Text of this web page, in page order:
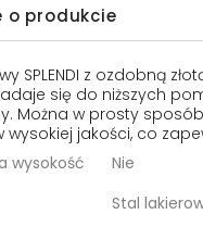
o produkcie
SPLENDI z ozdobną
się do niższych
Można w prosty
wysokiej jakości, co
wysokość
Nie
Stal